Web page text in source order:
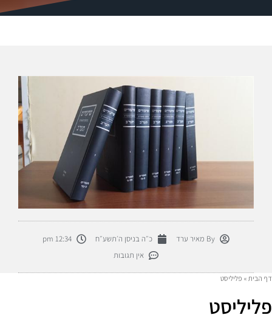
By מאיר ערד כ״ה בניסן ה׳תשע״ח
12:34 pm
אין תגובות
דף הבית » פליליסט
פליליסט